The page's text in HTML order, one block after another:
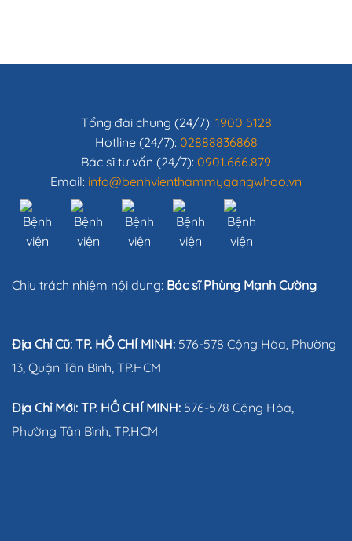
Tổng đài chung (24/7): 1900 5128
Hotline (24/7): 02888836868
Bác sĩ tư vấn (24/7): 0901.666.879
Email: info@benhvienthammygangwhoo.vn
Chịu trách nhiệm nội dung: Bác sĩ Phùng Mạnh Cường
Địa Chỉ Cũ: TP. HỒ CHÍ MINH: 576-578 Cộng Hòa, Phường
13, Quận Tân Bình, TP.HCM
Địa Chỉ Mới: TP. HỒ CHÍ MINH: 576-578 Cộng Hòa,
Phường Tân Bình, TP.HCM